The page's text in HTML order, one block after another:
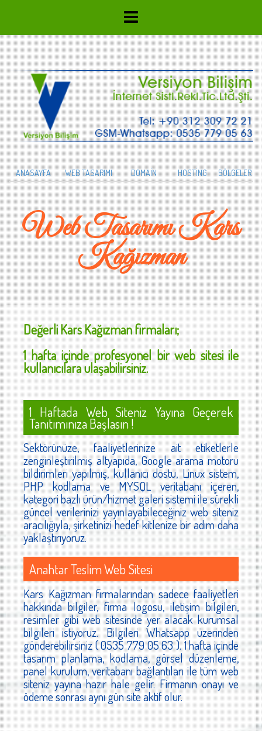
ANASAYFA WEB TASARIMI DOMAİN HOSTİNG BÖLGELER
Web Tasarımı Kars
Kağızman
DeğerliKars Kağızmanfirmaları;
1 hafta içinde profesyonel bir web sitesi ile
kullanıcılara ulaşabilirsiniz.
1 Haftada Web Siteniz Yayına Geçerek
Tanıtımınıza Başlasın !
Sektörünüze, faaliyetlerinize ait etiketlerle
zenginleştirilmiş altyapıda, Google arama motoru
bildirimleri yapılmış, kullanıcı dostu, Linux sistem,
PHP kodlama ve MYSQL veritabanı içeren,
kategori bazlı ürün/hizmet galeri sistemi ile sürekli
güncel verilerinizi yayınlayabileceğiniz web siteniz
aracılığıyla, şirketinizi hedef kitlenize bir adım daha
yaklaştırıyoruz.
Anahtar Teslim Web Sitesi
Kars Kağızman firmalarından sadece faaliyetleri
hakkında bilgiler, firma logosu, iletişim bilgileri,
resimler gibi web sitesinde yer alacak kurumsal
bilgileri istiyoruz. Bilgileri Whatsapp üzerinden
gönderebilirsiniz ( 0535 779 05 63 ). 1 hafta içinde
tasarım planlama, kodlama, görsel düzenleme,
panel kurulum, veritabanı bağlantıları ile tüm web
siteniz yayına hazır hale gelir. Firmanın onayı ve
ödeme sonrası aynı gün site aktif olur.